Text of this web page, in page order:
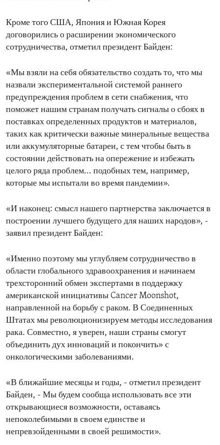
Кроме того США, Япония и Южная Корея
договорились о расширении экономического
сотрудничества, отметил президент Байден:
«Мы взяли на себя обязательство создать то, что мы
назвали экспериментальной системой раннего
предупреждения проблем в сети снабжения, что
поможет нашим странам получать сигналы о сбоях в
поставках определенных продуктов и материалов,
таких как критически важные минеральные вещества
или аккумуляторные батареи, с тем чтобы быть в
состоянии действовать на опережение и избежать
целого ряда проблем... подобных тем, например,
которые мы испытали во время пандемии».
«И наконец: смысл нашего партнерства заключается в
построении лучшего будущего для наших народов», -
заявил президент Байден:
«Именно поэтому мы углубляем сотрудничество в
области глобального здравоохранения и начинаем
трехсторонний обмен экспертами в поддержку
американской инициативы Cancer Moonshot,
направленной на борьбу с раком. В Соединенных
Штатах мы революционизируем методы исследования
рака. Совместно, я уверен, наши страны смогут
объединить дух инноваций и покончить» с
онкологическими заболеваниями.
«В ближайшие месяцы и годы, - отметил президент
Байден, - Мы будем сообща использовать все эти
открывающиеся возможности, оставаясь
непоколебимыми в своем единстве и
непревзойденными в своей решимости».